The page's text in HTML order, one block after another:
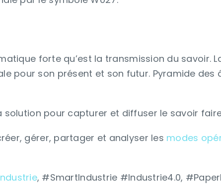
forte qu’est la transmission du savoir.
pour son présent et son futur. Pyramide
pour capturer et diffuser le savoir faire
gérer, partager et analyser les modes
, #SmartIndustrie #Industrie4.0,